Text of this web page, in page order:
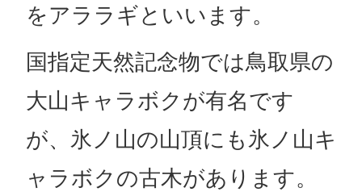
をアララギといいます。
国指定天然記念物では鳥取県の
大山キャラボクが有名です
が、氷ノ山の山頂にも氷ノ山キ
ャラボクの古木があります。